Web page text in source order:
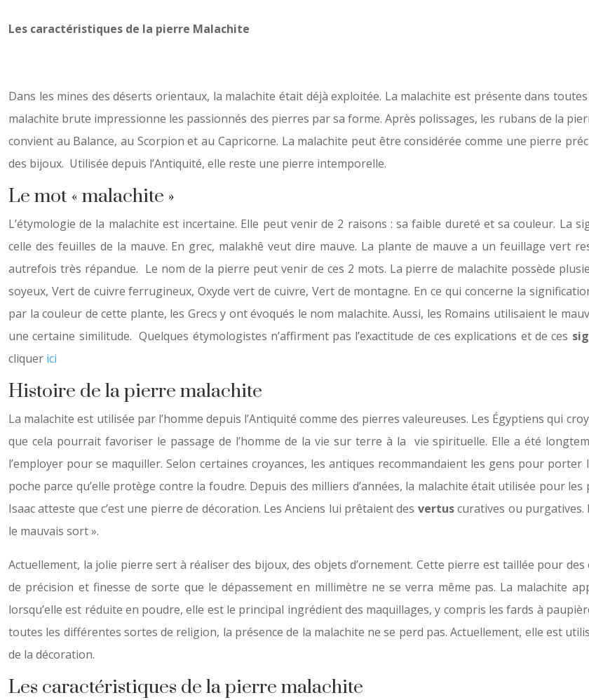
Les caractéristiques de la pierre Malachite
Dans les mines des déserts orientaux, la malachite était déjà exploitée. La malachite est présente dans
malachite brute impressionne les passionnés des pierres par sa forme. Après polissages, les rubans de la
convient au Balance, au Scorpion et au Capricorne. La malachite peut être considérée comme une pierre
des bijoux. Utilisée depuis l’Antiquité, elle reste une pierre intemporelle.
Le mot « malachite »
L’étymologie de la malachite est incertaine. Elle peut venir de 2 raisons : sa faible dureté et sa couleur. La
celle des feuilles de la mauve. En grec, malakhê veut dire mauve. La plante de mauve a un feuillage vert
autrefois très répandue. Le nom de la pierre peut venir de ces 2 mots. La pierre de malachite possède
soyeux, Vert de cuivre ferrugineux, Oxyde vert de cuivre, Vert de montagne. En ce qui concerne la
par la couleur de cette plante, les Grecs y ont évoqués le nom malachite. Aussi, les Romains utilisaient le
une certaine similitude. Quelques étymologistes n’affirment pas l’exactitude de ces explications et de ces
cliquer ici
Histoire de la pierre malachite
La malachite est utilisée par l’homme depuis l’Antiquité comme des pierres valeureuses. Les Égyptiens qui
que cela pourrait favoriser le passage de l’homme de la vie sur terre à la vie spirituelle. Elle a été
l’employer pour se maquiller. Selon certaines croyances, les antiques recommandaient les gens pour
poche parce qu’elle protège contre la foudre. Depuis des milliers d’années, la malachite était utilisée pour
Isaac atteste que c’est une pierre de décoration. Les Anciens lui prêtaient des vertuscuratives ou purgatives.
le mauvais sort ».
Actuellement, la jolie pierre sert à réaliser des bijoux, des objets d’ornement. Cette pierre est taillée pour
de précision et finesse de sorte que le dépassement en millimètre ne se verra même pas. La malachite
lorsqu’elle est réduite en poudre, elle est le principal ingrédient des maquillages, y compris les fards à
toutes les différentes sortes de religion, la présence de la malachite ne se perd pas. Actuellement, elle est
de la décoration.
Les caractéristiques de la pierre malachite